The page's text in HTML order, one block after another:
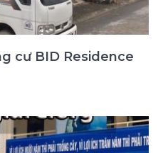
cư BID Residence